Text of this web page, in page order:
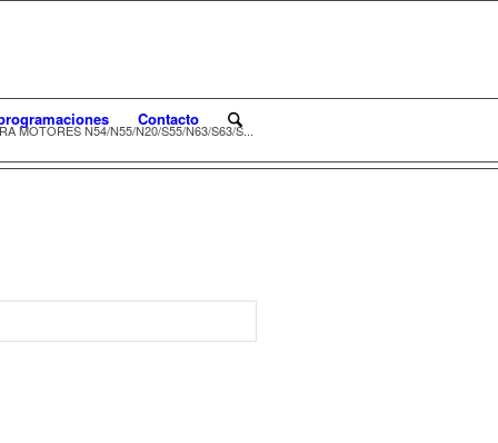
Contacto
MOTORES N54/N55/N20/S55/N63/S63/S...